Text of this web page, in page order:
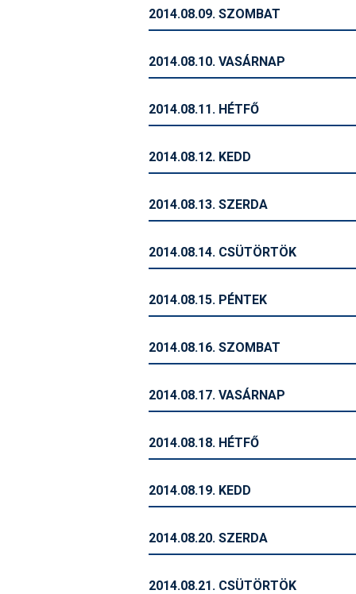
2014.08.09. SZOMBAT
2014.08.10. VASÁRNAP
2014.08.11. HÉTFŐ
2014.08.12. KEDD
2014.08.13. SZERDA
2014.08.14. CSÜTÖRTÖK
2014.08.15. PÉNTEK
2014.08.16. SZOMBAT
2014.08.17. VASÁRNAP
2014.08.18. HÉTFŐ
2014.08.19. KEDD
2014.08.20. SZERDA
2014.08.21. CSÜTÖRTÖK